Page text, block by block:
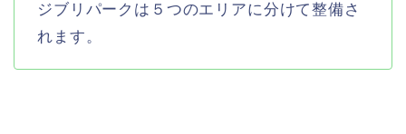
ジブリパークは５つのエリアに分けて整備さ
れます。